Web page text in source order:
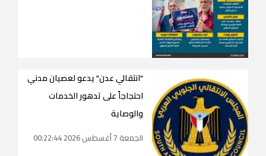
"انتقالي عدن" يدعو لعصيان مدني
احتجاجاً على تدهور الخدمات
والوصاية
الجمعة 7 أغسطس 2026 00:22:44